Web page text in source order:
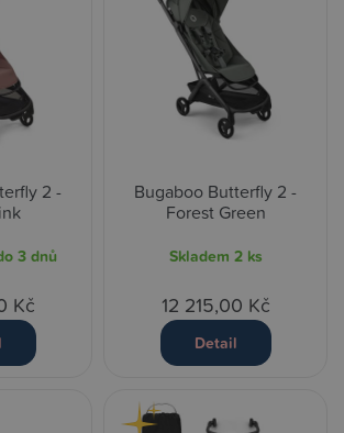
2 -
3 dnů
Kč
Bugaboo Butterfly 2 -
Forest Green
Skladem 2 ks
12 215,00 Kč
Detail